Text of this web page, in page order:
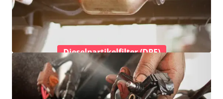
Dieselpartikelfilter (DPF)